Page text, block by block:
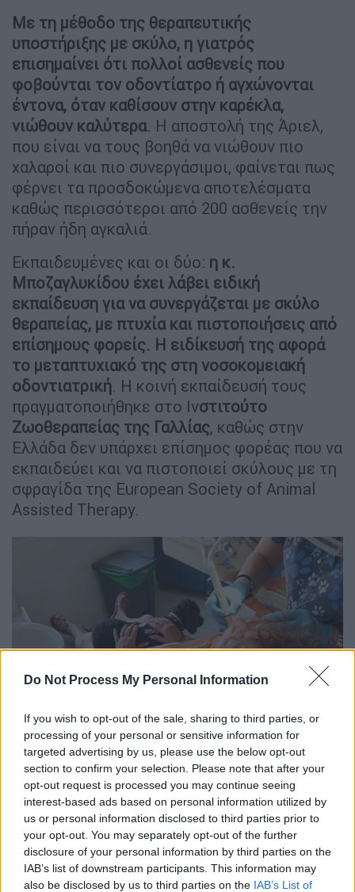
Do Not Process My Personal Information
If you wish to opt-out of the sale, sharing to third parties, or
processing of your personal or sensitive information for
targeted advertising by us, please use the below opt-out
section to confirm your selection. Please note that after your
opt-out request is processed you may continue seeing
interest-based ads based on personal information utilized by
us or personal information disclosed to third parties prior to
your opt-out. You may separately opt-out of the further
disclosure of your personal information by third parties on the
IAB’s list of downstream participants. This information may
also be disclosed by us to third parties on the IAB’s List of
Με τη μέθοδο της θεραπευτικής
υποστήριξης με σκύλο, η γιατρός
επισημαίνει ότι πολλοί ασθενείς που
φοβούνται τον οδοντίατρο ή αγχώνονται
έντονα, όταν καθίσουν στην καρέκλα,
νιώθουν καλύτερα. Η αποστολή της Άριελ,
που είναι να τους βοηθά να νιώθουν πιο
χαλαροί και πιο συνεργάσιμοι, φαίνεται πως
φέρνει τα προσδοκώμενα αποτελέσματα
καθώς περισσότεροι από 200 ασθενείς την
πήραν ήδη αγκαλιά.
Εκπαιδευμένες και οι δύο: η κ.
Μποζαγλυκίδου έχει λάβει ειδική
εκπαίδευση για να συνεργάζεται με σκύλο
θεραπείας, με πτυχία και πιστοποιήσεις από
επίσημους φορείς. Η ειδίκευσή της αφορά
το μεταπτυχιακό της στη νοσοκομειακή
οδοντιατρική. Η κοινή εκπαίδευσή τους
πραγματοποιήθηκε στο Ινστιτούτο
Ζωοθεραπείας της Γαλλίας, καθώς στην
Ελλάδα δεν υπάρχει επίσημος φορέας που να
εκπαιδεύει και να πιστοποιεί σκύλους με τη
σφραγίδα της European Society of Animal
Assisted Therapy.
Η Άριελ εν ώρα εργασίας
Πώς λειτουργεί η θεραπευτική
υποστήριξη
Η γιατρός κάνει την οδοντιατρική εργασία